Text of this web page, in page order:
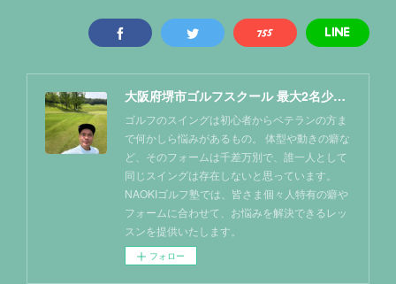
大阪府堺市ゴルフスクール 最大2名少人数レッスン NAOKIゴルフ塾
ゴルフのスイングは初心者からベテランの方ま
で何かしら悩みがあるもの。 体型や動きの癖な
ど、そのフォームは千差万別で、誰一人として
同じスイングは存在しないと思っています。
NAOKIゴルフ塾では、皆さま個々人特有の癖や
フォームに合わせて、お悩みを解決できるレッ
スンを提供いたします。
フォロー